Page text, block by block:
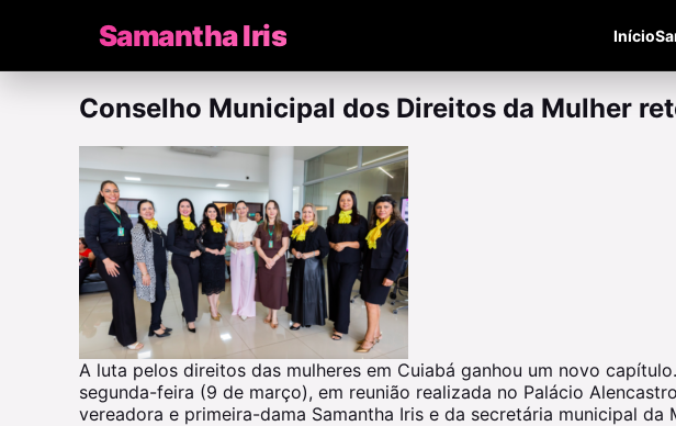
Samantha Iris Início
Conselho Municipal dos Direitos da Mulher
A luta pelos direitos das mulheres em Cuiabá ganhou um novo
segunda-feira (9 de março), em reunião realizada no Palácio
vereadora e primeira-dama Samantha Iris e da secretária municipal da